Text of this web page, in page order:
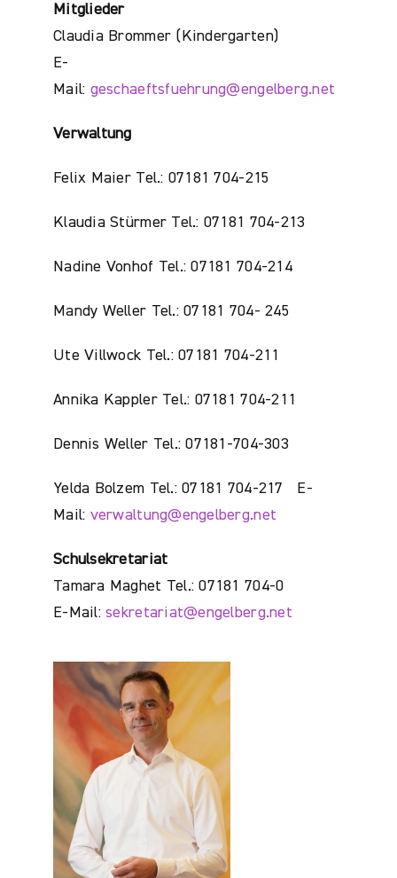
Mitglieder
Claudia Brommer (Kindergarten)
E-
Mail: geschaeftsfuehrung@engelberg.net
Verwaltung
Felix Maier Tel.: 07181 704-215
Klaudia Stürmer Tel.: 07181 704-213
Nadine Vonhof Tel.: 07181 704-214
Mandy Weller Tel.: 07181 704- 245
Ute Villwock Tel.: 07181 704-211
Annika Kappler Tel.: 07181 704-211
Dennis Weller Tel.: 07181-704-303
Yelda Bolzem Tel.: 07181 704-217 E-
Mail: verwaltung@engelberg.net
Schulsekretariat
Tamara Maghet Tel.: 07181 704-0
E-Mail:sekretariat@engelberg.net